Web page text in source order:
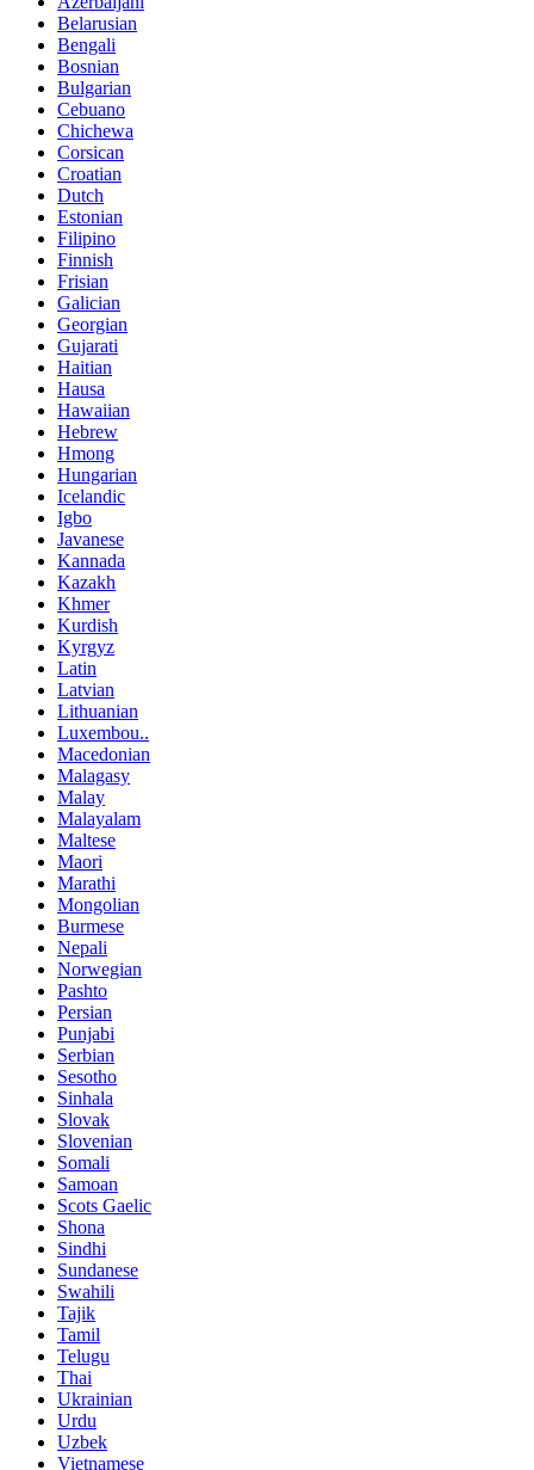
Belarusian
Bengali
Bosnian
Bulgarian
Cebuano
Chichewa
Corsican
Croatian
Dutch
Estonian
Filipino
Finnish
Frisian
Galician
Georgian
Gujarati
Haitian
Hausa
Hawaiian
Hebrew
Hmong
Hungarian
Icelandic
Igbo
Javanese
Kannada
Kazakh
Khmer
Kurdish
Kyrgyz
Latin
Latvian
Lithuanian
Luxembou..
Macedonian
Malagasy
Malay
Malayalam
Maltese
Maori
Marathi
Mongolian
Burmese
Nepali
Norwegian
Pashto
Persian
Punjabi
Serbian
Sesotho
Sinhala
Slovak
Slovenian
Somali
Samoan
Scots Gaelic
Shona
Sindhi
Sundanese
Swahili
Tajik
Tamil
Telugu
Thai
Ukrainian
Urdu
Uzbek
Vietnamese